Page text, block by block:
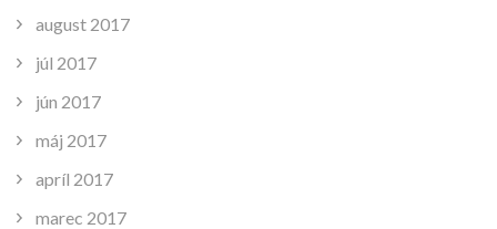
august 2017
júl 2017
jún 2017
máj 2017
apríl 2017
marec 2017